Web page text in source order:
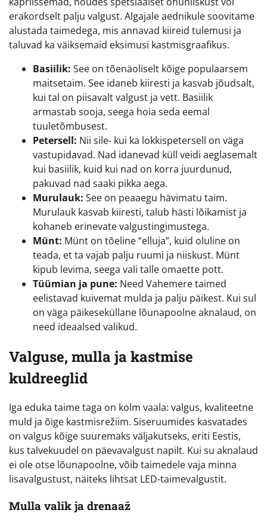
erakordselt palju valgust. Algajale aednikule soovitame
alustada taimedega, mis annavad kiireid tulemusi ja
taluvad ka väiksemaid eksimusi kastmisgraafikus.
Basiilik: See on tõenäoliselt kõige populaarsem
maitsetaim. See idaneb kiiresti ja kasvab jõudsalt,
kui tal on piisavalt valgust ja vett. Basiilik
armastab sooja, seega hoia seda eemal
tuuletõmbusest.
Petersell: Nii sile- kui ka lokkispetersell on väga
vastupidavad. Nad idanevad küll veidi aeglasemalt
kui basiilik, kuid kui nad on korra juurdunud,
pakuvad nad saaki pikka aega.
Murulauk: See on peaaegu hävimatu taim.
Murulauk kasvab kiiresti, talub hästi lõikamist ja
kohaneb erinevate valgustingimustega.
Münt: Münt on tõeline “elluja”, kuid oluline on
teada, et ta vajab palju ruumi ja niiskust. Münt
kipub levima, seega vali talle omaette pott.
Tüümian ja pune: Need Vahemere taimed
eelistavad kuivemat mulda ja palju päikest. Kui sul
on väga päikeseküllane lõunapoolne aknalaud, on
need ideaalsed valikud.
Valguse, mulla ja kastmise
kuldreeglid
Iga eduka taime taga on kolm vaala: valgus, kvaliteetne
muld ja õige kastmisrežiim. Siseruumides kasvatades
on valgus kõige suuremaks väljakutseks, eriti Eestis,
kus talvekuudel on päevavalgust napilt. Kui su aknalaud
ei ole otse lõunapoolne, võib taimedele vaja minna
lisavalgustust, näiteks lihtsat LED-taimevalgustit.
Mulla valik ja drenaaž